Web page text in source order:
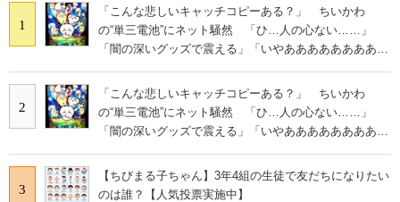
1
「こんな悲しいキャッチコピーある？」 ちいかわ
の“単三電池”にネット騒然 「ひ…人の心ない……」
「闇の深いグッズで震える」「いやあああああああああ
2
「こんな悲しいキャッチコピーある？」 ちいかわ
の“単三電池”にネット騒然 「ひ…人の心ない……」
「闇の深いグッズで震える」「いやあああああああああ
3
【ちびまる子ちゃん】3年4組の生徒で友だちになりたい
のは誰？【人気投票実施中】